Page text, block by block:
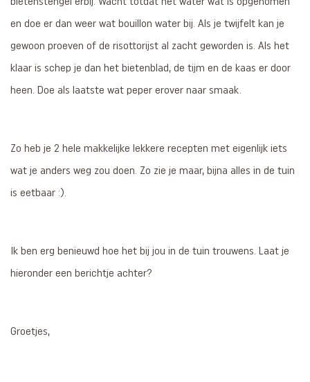
en doe er dan weer wat bouillon water bij. Als je twijfelt kan je
gewoon proeven of de risottorijst al zacht geworden is. Als het
klaar is schep je dan het bietenblad, de tijm en de kaas er door
heen. Doe als laatste wat peper erover naar smaak.
Zo heb je 2 hele makkelijke lekkere recepten met eigenlijk iets
wat je anders weg zou doen. Zo zie je maar, bijna alles in de tuin
is eetbaar :).
Ik ben erg benieuwd hoe het bij jou in de tuin trouwens. Laat je
hieronder een berichtje achter?
Groetjes,